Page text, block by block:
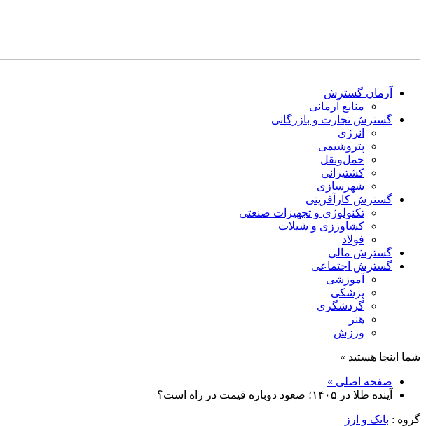
آرمان گسترش
منابع آرمانی
گسترش تجارت و بازرگانی
انرژی
پتروشیمی
حمل‌و‌نقل
کشتیرانی
شهرسازی
گسترش کارآفرینی
تکنولوژی و تجهیزات صنعتی
کشاورزی و شیلات
فولاد
گسترش مالی
گسترش اجتماعی
آموزشی
پزشکی
گردشگری
هنر
ورزش
شما اینجا هستید »
صفحه اصلی »
آینده طلا در ۱۴۰۵؛ صعود دوباره قیمت در راه است؟
گروه : بانک و ارز